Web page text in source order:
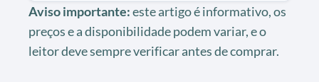
Aviso importante:este artigo é informativo, os
preços e a disponibilidade podem variar, e o
leitor deve sempre verificar antes de comprar.